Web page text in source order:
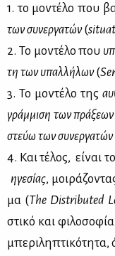
1. το μο­ντέ­λο που
των συ­νερ­γα­τών(
2. Το μο­ντέ­λο που
τη των υπαλ­λή­λων(
3. Το μο­ντέ­λο της
γράμ­μι­ση των πρά­ξε­ων
στεύω των συ­νερ­γα­τών
4. Και τέ­λος, εί­ναι
ηγε­σί­ας,
μα (The Distributed
στι­κό και
μπε­ρι­λη­πτι­κό­τη­τα,